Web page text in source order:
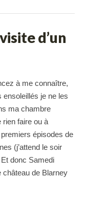
d’un
à me connaître,
ensoleillés je ne les
ma chambre
rien faire ou à
épisodes de
(j’attend le soir
donc Samedi
château de Blarney